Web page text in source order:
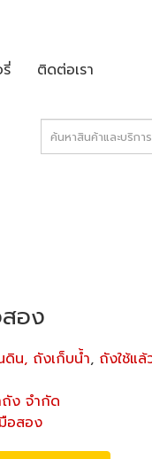
ติดต่อเรา
อง
ดิน, ถังเก็บน้ำ, ถังใช้แล้
ง จำกัด
อสอง